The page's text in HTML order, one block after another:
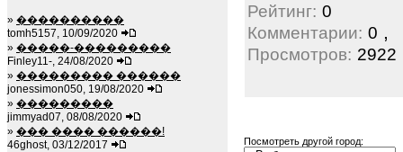
» ����������
tomh5157, 10/09/2020
» �����-���������
Finley11-, 24/08/2020
» ��������� ������
jonessimon050, 19/08/2020
» ���������
jimmyad07, 08/08/2020
» ��� ���� ������!
46ghost, 03/12/2017
Рейтинг: 0
Комментарии: 0 ,
Просмотров: 2922
Посмотреть другой город: